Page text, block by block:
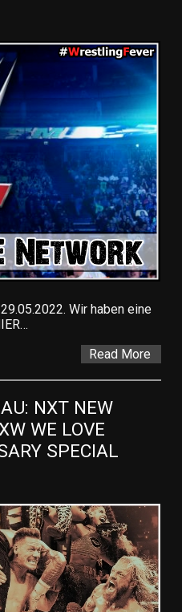
Wir haben eine
Read More
NXT NEW
WE LOVE
SPECIAL